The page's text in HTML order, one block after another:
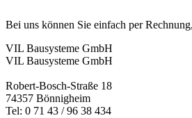
Bei uns können Sie einfach per
VIL Bausysteme GmbH
VIL Bausysteme GmbH
Robert-Bosch-Straße 18
74357 Bönnigheim
Tel: 0 71 43 / 96 38 434